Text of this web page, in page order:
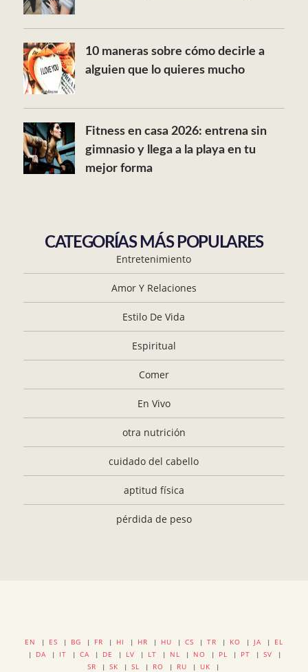
10 maneras sobre cómo decirle a
alguien que lo quieres mucho
Fitness en casa 2026: entrena sin
gimnasio y llega a la playa en tu
mejor forma
CATEGORÍAS MÁS POPULARES
Entretenimiento
Amor Y Relaciones
Estilo De Vida
Espiritual
Comer
En Vivo
otra nutrición
cuidado del cabello
aptitud física
pérdida de peso
EN | ES | BG | FR | HI | HR | HU | CS | TR | KO | JA | EL
| DA | IT | CA | DE | LV | LT | NL | NO | PL | PT | SV |
SR | SK | SL | RO | RU | UK |